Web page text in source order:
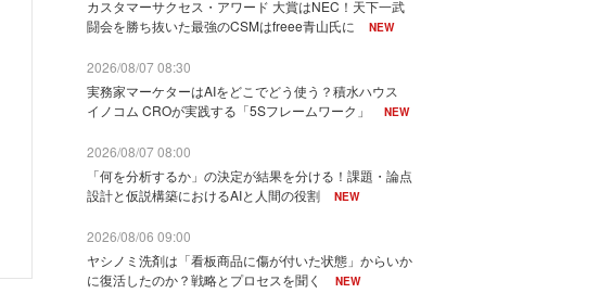
カスタマーサクセス・アワード 大賞はNEC！天下一武
闘会を勝ち抜いた最強のCSMはfreee青山氏に
NEW
2026/08/07 08:30
実務家マーケターはAIをどこでどう使う？積水ハウス
イノコム CROが実践する「5Sフレームワーク」
NEW
2026/08/07 08:00
「何を分析するか」の決定が結果を分ける！課題・論点
設計と仮説構築におけるAIと人間の役割
NEW
2026/08/06 09:00
ヤシノミ洗剤は「看板商品に傷が付いた状態」からいか
に復活したのか？戦略とプロセスを聞く
NEW